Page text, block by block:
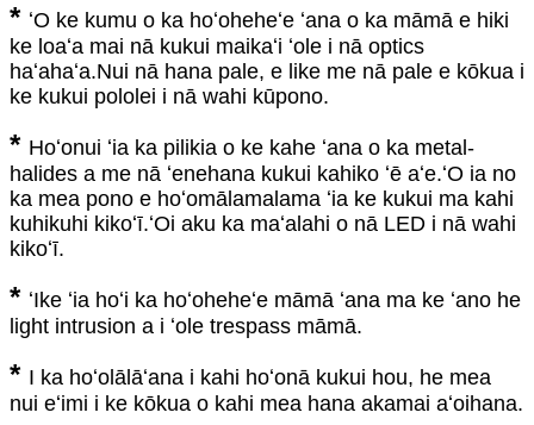
* ʻO ke kumu o ka hoʻoheheʻe ʻana o ka māmā e hiki
ke loaʻa mai nā kukui maikaʻi ʻole i nā optics
haʻahaʻa.Nui nā hana pale, e like me nā pale e kōkua i
ke kukui pololei i nā wahi kūpono.
* Hoʻonui ʻia ka pilikia o ke kahe ʻana o ka metal-
halides a me nā ʻenehana kukui kahiko ʻē aʻe.ʻO ia no
ka mea pono e hoʻomālamalama ʻia ke kukui ma kahi
kuhikuhi kikoʻī.ʻOi aku ka maʻalahi o nā LED i nā wahi
kikoʻī.
* ʻIke ʻia hoʻi ka hoʻoheheʻe māmā ʻana ma ke ʻano he
light intrusion a i ʻole trespass māmā.
* I ka hoʻolālāʻana i kahi hoʻonā kukui hou, he mea
nui eʻimi i ke kōkua o kahi mea hana akamai aʻoihana.